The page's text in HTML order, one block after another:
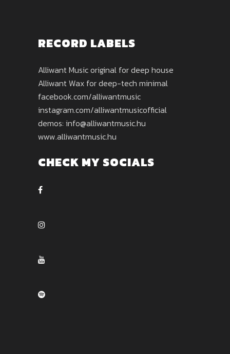
RECORD LABELS
Alliwant Music original for deep house
Alliwant Wax for deep-tech minimal
facebook.com/alliwantmusic
instagram.com/alliwantmusicofficial
demos: info@alliwantmusic.hu
www.alliwantmusic.hu
CHECK MY SOCIALS